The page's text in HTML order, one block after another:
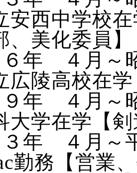
安西中学校
、美化委員】
６年 ４月～
広陵高校在
９年 ４月～
大学在学【
３年 ４月～
勤務【営業